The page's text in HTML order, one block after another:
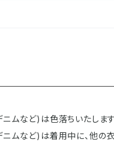
ムなど)は色落ちいたしま
ニムなど)は着用中に、他